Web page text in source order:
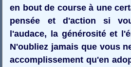
en bout de course à une
pensée et d'action si
l'audace, la générosité et
N'oubliez jamais que vous
accomplissement qu'en